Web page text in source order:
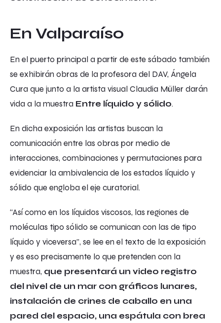
En Valparaíso
En el puerto principal a partir de este sábado también
se exhibirán obras de la profesora del DAV, Ángela
Cura que junto a la artista visual Claudia Müller darán
vida a la muestra Entre líquido y sólido.
En dicha exposición las artistas buscan la
comunicación entre las obras por medio de
interacciones, combinaciones y permutaciones para
evidenciar la ambivalencia de los estados líquido y
sólido que engloba el eje curatorial.
“Así como en los líquidos viscosos, las regiones de
moléculas tipo sólido se comunican con las de tipo
líquido y viceversa”, se lee en el texto de la exposición
y es eso precisamente lo que pretenden con la
muestra, que presentará un video registro
del nivel de un mar con gráficos lunares,
instalación de crines de caballo en una
pared del espacio, una espátula con brea